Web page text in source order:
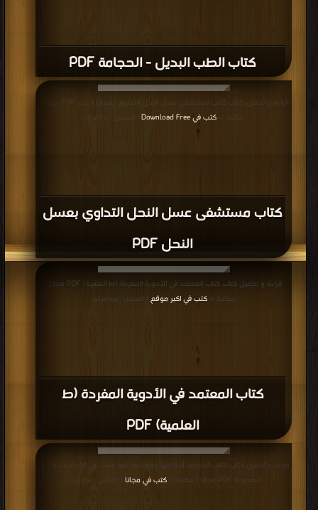
كتاب الطب البديل - الحجامة PDF
كتاب مستشفى عسل النحل التداوي بعسل
النحل PDF
قراءة و تحميل كتاب كتاب مستشفى عسل النحل التداوي بعسل النحل PDF مجانا |
مكتبة > كتب في Download Free | التحميل : مرة/مرات
كتاب المعتمد في الأدوية المفردة (ط
العلمية) PDF
قراءة و تحميل كتاب كتاب المعتمد في الأدوية المفردة (ط العلمية) PDF مجانا |
مكتبة > كتب في اكبر موقع | التحميل : مرة/مرات
قراءة و تحميل كتاب كتاب الحجامة أحكامها وفوائدها كما جاءت في الأحاديث والآثار
الصحيحة PDF مجانا | مكتبة >
كتب في مجانا | التحميل : مرة/مرات